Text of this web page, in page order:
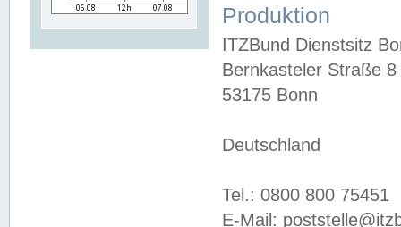
Produktion
ITZBund Dienstsitz
Bernkasteler Straße 8
53175 Bonn
Deutschland
Tel.: 0800 800 75451
E-Mail: